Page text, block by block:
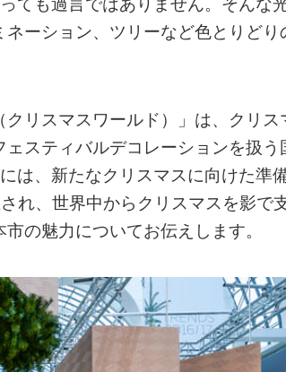
ても過言ではありません。そんな
ーション、ツリーなど色とりどり
リスマスワールド）」は、クリス
スティバルデコレーションを扱う
は、新たなクリスマスに向けた準
れ、世界中からクリスマスを影で
の魅力についてお伝えします。